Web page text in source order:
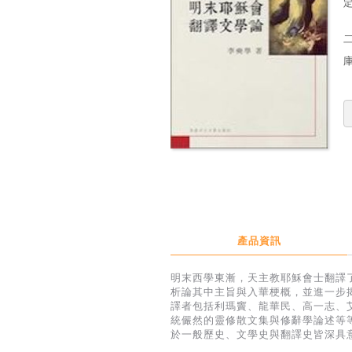
產品資訊
明末西學東漸，天主教耶穌會士翻
析論其中主旨與入華梗概，並進一
譯者包括利瑪竇、龍華民、高一志
統儼然的靈修散文集與修辭學論述
於一般歷史、文學史與翻譯史皆深具